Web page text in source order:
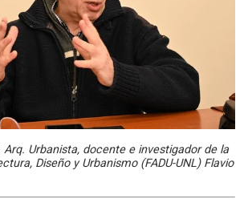
Arq. Urbanista, docente e investigador de la
Diseño y Urbanismo (FADU-UNL) Flavio